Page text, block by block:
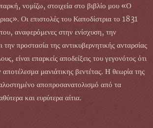
νομίζω, στοιχεία στο βιβλίο μου «Ο
Οι επιστολές του Καποδίστρια το 1831
αναφερόμενες στην ενίσχυση, την
προστασία της αντικυβερνητικής ανταρσίας
είναι επαρκείς αποδείξεις του γεγονότος ότι
μανιάτικης βεντέτας. Η θεωρία της
αποπροσανατολισμό από τα
και ευρύτερα αίτια.